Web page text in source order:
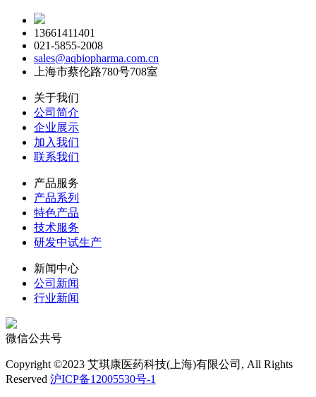
13661411401
021-5855-2008
sales@aqbiopharma.com.cn
上海市蔡伦路780号708室
关于我们
公司简介
企业展示
加入我们
联系我们
产品服务
产品系列
特色产品
技术服务
研发中试生产
新闻中心
公司新闻
行业新闻
微信公共号
Copyright ©2023 艾琪康医药科技(上海)有限公司, All Rights
Reserved 沪ICP备12005530号-1